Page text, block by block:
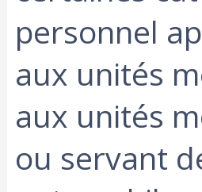
personnel
aux unités
aux unités
ou servant